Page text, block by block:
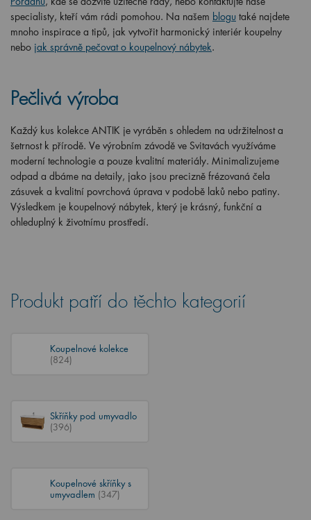
specialisty, kteří vám rádi pomohou. Na našem blogu také najdete
mnoho inspirace a tipů, jak vytvořit harmonický interiér koupelny
nebo jak správně pečovat o koupelnový nábytek.
Pečlivá výroba
Každý kus kolekce ANTIK je vyráběn s ohledem na udržitelnost a
šetrnost k přírodě. Ve výrobním závodě ve Svitavách využíváme
moderní technologie a pouze kvalitní materiály. Minimalizujeme
odpad a dbáme na detaily, jako jsou precizně frézovaná čela
zásuvek a kvalitní povrchová úprava v podobě laků nebo patiny.
Výsledkem je koupelnový nábytek, který je krásný, funkční a
ohleduplný k životnímu prostředí.
Produkt patří do těchto kategorií
Koupelnové kolekce
(824)
Skříňky pod umyvadlo
(396)
Koupelnové skříňky s
umyvadlem (347)